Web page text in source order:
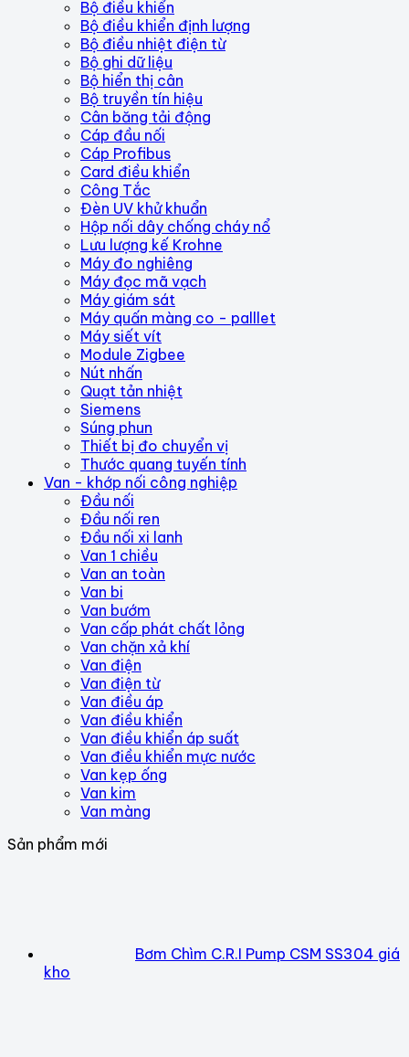
Bộ điều khiển
Bộ điều khiển định lượng
Bộ điều nhiệt điện từ
Bộ ghi dữ liệu
Bộ hiển thị cân
Bộ truyền tín hiệu
Cân băng tải động
Cáp đầu nối
Cáp Profibus
Card điều khiển
Công Tắc
Đèn UV khử khuẩn
Hộp nối dây chống cháy nổ
Lưu lượng kế Krohne
Máy đo nghiêng
Máy đọc mã vạch
Máy giám sát
Máy quấn màng co - palllet
Máy siết vít
Module Zigbee
Nút nhấn
Quạt tản nhiệt
Siemens
Súng phun
Thiết bị đo chuyển vị
Thước quang tuyến tính
Van - khớp nối công nghiệp
Đầu nối
Đầu nối ren
Đầu nối xi lanh
Van 1 chiều
Van an toàn
Van bi
Van bướm
Van cấp phát chất lỏng
Van chặn xả khí
Van điện
Van điện từ
Van điều áp
Van điều khiển
Van điều khiển áp suất
Van điều khiển mực nước
Van kẹp ống
Van kim
Van màng
Sản phẩm mới
Bơm Chìm C.R.I Pump CSM SS304 giá
kho